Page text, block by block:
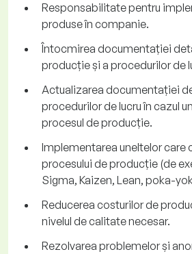
Responsabilitate pentru
produse în companie.
Întocmirea documentației
producție și a procedurilor de
Actualizarea documentației
procedurilor de lucru în cazul
procesul de producție.
Implementarea uneltelor care
procesului de producție (de
Sigma, Kaizen, Lean, poka-
Reducerea costurilor de
nivelul de calitate necesar.
Rezolvarea problemelor și